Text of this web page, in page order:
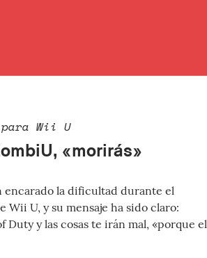
Wii U
«morirás»
encarado la dificultad durante el
Wii U, y su mensaje ha sido claro:
Duty y las cosas te irán mal, «porque el